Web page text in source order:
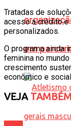
em
Tratadas de
acesso a crédito
personalizados.
O programa ainda
feminina no
crescimento
econômico e
VEJATAMBÉM